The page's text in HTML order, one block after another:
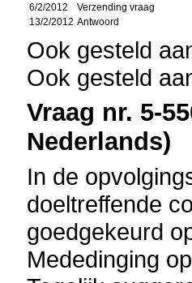
6/2/2012
Verzending vraag
13/2/2012 Antwoord
Ook gesteld
Ook gesteld
Vraag nr. 5-
Nederlands)
In de
doeltreffende
goedgekeurd
Mededinging